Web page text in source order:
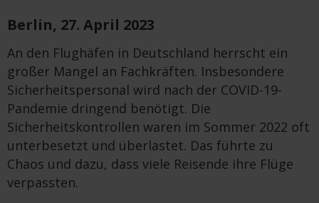
Berlin, 27. April 2023
An den Flughäfen in Deutschland herrscht ein
großer Mangel an Fachkräften. Insbesondere
Sicherheitspersonal wird nach der COVID-19-
Pandemie dringend benötigt. Die
Sicherheitskontrollen waren im Sommer 2022 oft
unterbesetzt und überlastet. Das führte zu
Chaos und dazu, dass viele Reisende ihre Flüge
verpassten.